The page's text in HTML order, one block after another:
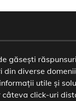
găsești
diverse
utile și
click-uri